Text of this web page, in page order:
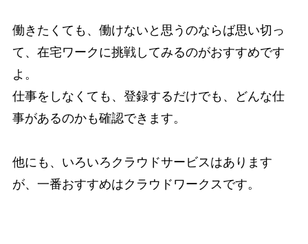
働きたくても、働けないと思うのならば思い切っ
て、在宅ワークに挑戦してみるのがおすすめです
よ。
仕事をしなくても、登録するだけでも、どんな仕
事があるのかも確認できます。
他にも、いろいろクラウドサービスはあります
が、一番おすすめはクラウドワークスです。